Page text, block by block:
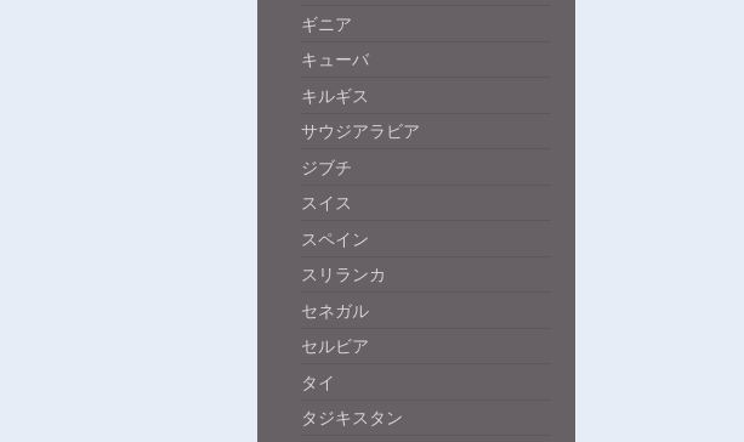
ギニア
キューバ
キルギス
サウジアラビア
ジブチ
スイス
スペイン
スリランカ
セネガル
セルビア
タイ
タジキスタン